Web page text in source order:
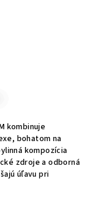
kombinuje
bohatom na
kompozícia
zdroje a odborná
úľavu pri